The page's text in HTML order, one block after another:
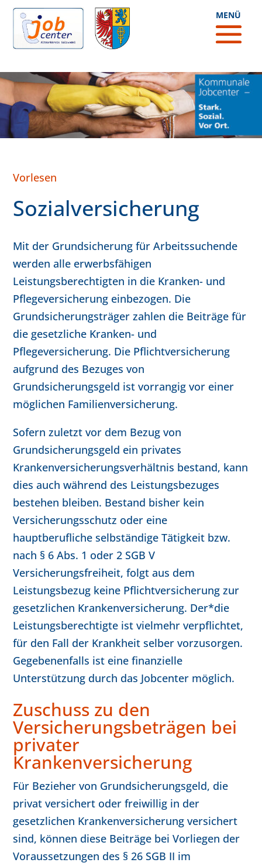
Vorlesen
Sozialversicherung
Mit der Grundsicherung für Arbeitssuchende
werden alle erwerbsfähigen
Leistungsberechtigten in die Kranken- und
Pflegeversicherung einbezogen. Die
Grundsicherungsträger zahlen die Beiträge für
die gesetzliche Kranken- und
Pflegeversicherung. Die Pflichtversicherung
aufgrund des Bezuges von
Grundsicherungsgeld ist vorrangig vor einer
möglichen Familienversicherung.
Sofern zuletzt vor dem Bezug von
Grundsicherungsgeld ein privates
Krankenversicherungsverhältnis bestand, kann
dies auch während des Leistungsbezuges
bestehen bleiben. Bestand bisher kein
Versicherungsschutz oder eine
hauptberufliche selbständige Tätigkeit bzw.
nach § 6 Abs. 1 oder 2 SGB V
Versicherungsfreiheit, folgt aus dem
Leistungsbezug keine Pflichtversicherung zur
gesetzlichen Krankenversicherung. Der*die
Leistungsberechtigte ist vielmehr verpflichtet,
für den Fall der Krankheit selber vorzusorgen.
Gegebenenfalls ist eine finanzielle
Unterstützung durch das Jobcenter möglich.
Zuschuss zu den
Versicherungsbeträgen bei
privater
Krankenversicherung
Für Bezieher von Grundsicherungsgeld, die
privat versichert oder freiwillig in der
gesetzlichen Krankenversicherung versichert
sind, können diese Beiträge bei Vorliegen der
Voraussetzungen des § 26 SGB II im